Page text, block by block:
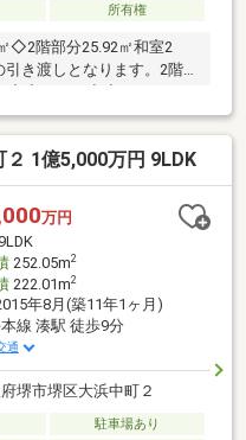
所有権
◇2階部分25.92㎡和室2
き渡しとなります。2階部
。◆◇＊・＋◆◇＊・＋＊・
線湊駅より徒歩6分（480
）◇大浜中学校まで徒歩14
（日）は夏季休業とさせて
致しますが、よろしくお
したお問い合わせにつきま
次対応いたします。
1億5,000万円 9LDK
万円
252.05m2
222.01m2
年8月(築11年1ヶ月)
線 湊駅 徒歩9分
通
堺市堺区大浜中町２
駐車場あり